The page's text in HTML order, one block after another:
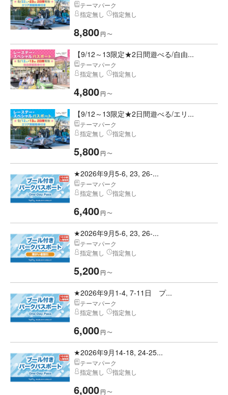
テーマパーク
指定無し
指定無し
8,800円 〜
【9/12～13限定★2日間遊べる/自由...
テーマパーク
指定無し
指定無し
4,800円 〜
【9/12～13限定★2日間遊べる/エリ...
テーマパーク
指定無し
指定無し
5,800円 〜
★2026年9月5-6, 23, 26-...
テーマパーク
指定無し
指定無し
6,400円 〜
★2026年9月5-6, 23, 26-...
テーマパーク
指定無し
指定無し
5,200円 〜
★2026年9月1-4, 7-11日 プ...
テーマパーク
指定無し
指定無し
6,000円 〜
★2026年9月14-18, 24-25...
テーマパーク
指定無し
指定無し
6,000円 〜